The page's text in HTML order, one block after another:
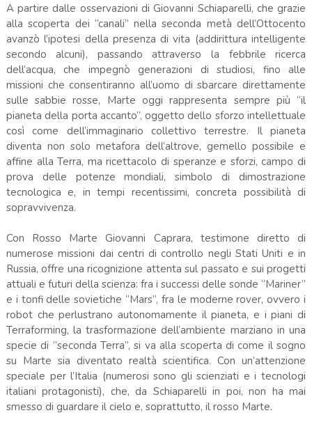
A partire dalle osservazioni di Giovanni Schiaparelli, che grazie
alla scoperta dei “canali” nella seconda metà dell’Ottocento
avanzò l’ipotesi della presenza di vita (addirittura intelligente
secondo alcuni), passando attraverso la febbrile ricerca
dell’acqua, che impegnò generazioni di studiosi, fino alle
missioni che consentiranno all’uomo di sbarcare direttamente
sulle sabbie rosse, Marte oggi rappresenta sempre più “il
pianeta della porta accanto”, oggetto dello sforzo intellettuale
così come dell’immaginario collettivo terrestre. Il pianeta
diventa non solo metafora dell’altrove, gemello possibile e
affine alla Terra, ma ricettacolo di speranze e sforzi, campo di
prova delle potenze mondiali, simbolo di dimostrazione
tecnologica e, in tempi recentissimi, concreta possibilità di
sopravvivenza.
Con Rosso Marte Giovanni Caprara, testimone diretto di
numerose missioni dai centri di controllo negli Stati Uniti e in
Russia, offre una ricognizione attenta sul passato e sui progetti
attuali e futuri della scienza: fra i successi delle sonde “Mariner”
e i tonfi delle sovietiche “Mars”, fra le moderne rover, ovvero i
robot che perlustrano autonomamente il pianeta, e i piani di
Terraforming, la trasformazione dell’ambiente marziano in una
specie di “seconda Terra”, si va alla scoperta di come il sogno
su Marte sia diventato realtà scientifica. Con un’attenzione
speciale per l’Italia (numerosi sono gli scienziati e i tecnologi
italiani protagonisti), che, da Schiaparelli in poi, non ha mai
smesso di guardare il cielo e, soprattutto, il rosso Marte.